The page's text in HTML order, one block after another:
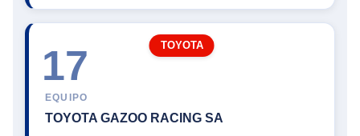
17
EQUIPO
TOYOTA GAZOO RACING SA
TOYOTA